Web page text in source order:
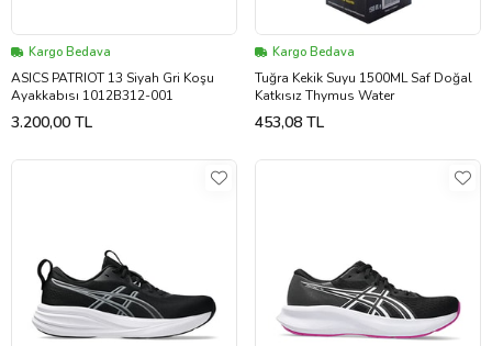
Kargo Bedava
ASICS PATRIOT 13 Siyah Gri Koşu
Ayakkabısı 1012B312-001
3.200,00 TL
Kargo Bedava
Tuğra Kekik Suyu 1500ML Saf Doğal
Katkısız Thymus Water
453,08 TL